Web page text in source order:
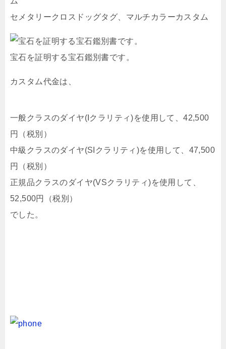
セメタリークロスドッグタグ、マルチカラーカスタム
宝石を証明する宝石鑑別書です。
カスタム代金は、
一般クラスのダイヤ(Iクラリティ)を使用して、42,500
円（税別）
中級クラスのダイヤ(SIクラリティ)を使用して、47,500
円（税別）
正規品クラスのダイヤ(VSクラリティ)を使用して、
52,500円（税別）
でした。